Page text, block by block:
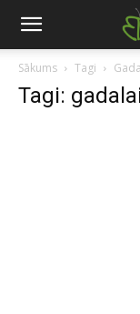
Sākums Tagi
Tagi: